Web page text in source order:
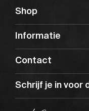
Shop
Informatie
Contact
Schrijf je in voor